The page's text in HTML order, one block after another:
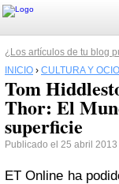
¿Los artículos de tu blog
INICIO › CULTURA Y OCIO
Tom
Thor: El
superficie
Publicado el 25 abril
ET Online ha